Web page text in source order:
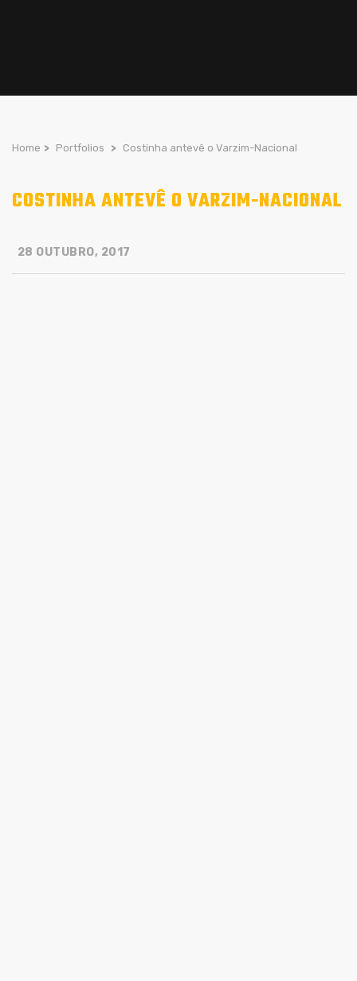
Home > Portfolios > Costinha antevê o Varzim-Nacional
COSTINHA ANTEVÊ O VARZIM-NACIONAL
28 OUTUBRO, 2017